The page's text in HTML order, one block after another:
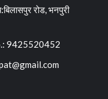
रोड, भनपुरी
9425520452